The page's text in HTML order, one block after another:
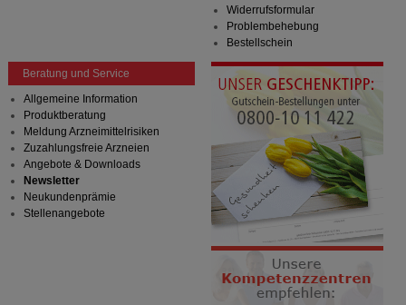
Widerrufsformular
Problembehebung
Bestellschein
Beratung und Service
Allgemeine Information
Produktberatung
Meldung Arzneimittelrisiken
Zuzahlungsfreie Arzneien
Angebote & Downloads
Newsletter
Neukundenprämie
Stellenangebote